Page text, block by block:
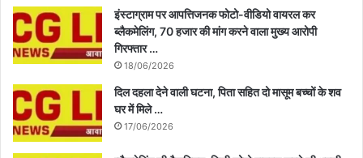
इंस्टाग्राम पर आपत्तिजनक फोटो-वीडियो वायरल कर
ब्लैकमेलिंग, 70 हजार की मांग करने वाला मुख्य आरोपी
गिरफ्तार …
18/06/2026
दिल दहला देने वाली घटना, पिता सहित दो मासूम बच्चों के शव
घर में मिले …
17/06/2026